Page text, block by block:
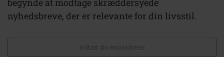
begynde at modtage skræddersyede
nyhedsbreve, der er relevante for din livsstil.